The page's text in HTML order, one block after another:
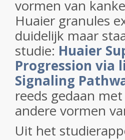
vormen van
Huaier granules
duidelijk maar
studie: Huaier
Progression via
Signaling
reeds gedaan
andere vormen
Uit het